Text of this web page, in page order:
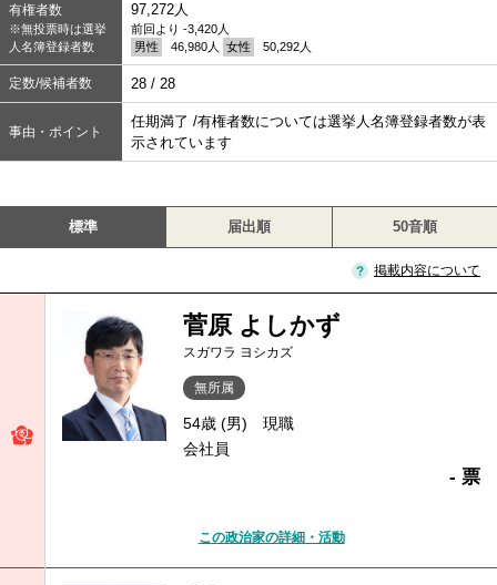
有権者数
※無投票時は選挙
人名簿登録者数
97,272人
前回より -3,420人
男性
46,980人 女性 50,292人
定数/候補者数 28 / 28
事由・ポイント
任期満了 /有権者数については選挙人名簿登録者数が表
示されています
標準 届出順 50音順
掲載内容について
菅原 よしかず
スガワラ ヨシカズ
無所属
54歳 (男)
現職
会社員
- 票
この政治家の詳細・活動